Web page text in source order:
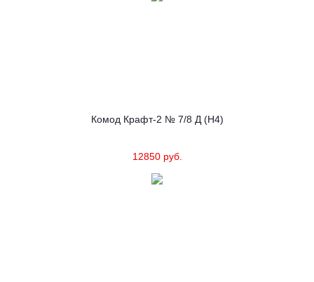
Комод Крафт-2 № 7/8 Д (Н4)
12850 руб.